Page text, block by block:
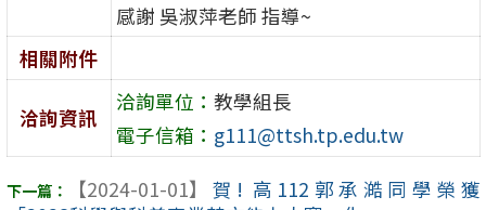
感謝 吳淑萍老師 指導~
相關附件
洽詢資訊
洽詢單位： 教學組長
電子信箱： g111@ttsh.tp.edu.tw
【2024-01-01】
賀! 高112郭承澔同學榮獲